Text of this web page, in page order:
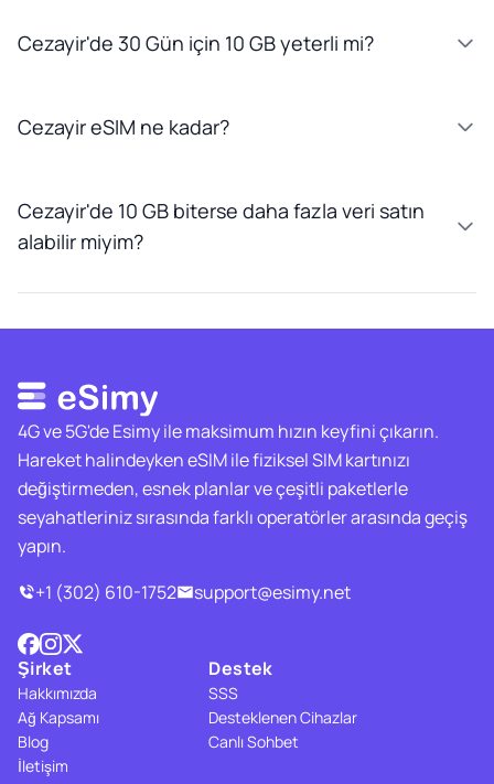
Cezayir'de 30 Gün için 10 GB yeterli mi?
Cezayir eSIM ne kadar?
Cezayir'de 10 GB biterse daha fazla veri satın
alabilir miyim?
4G ve 5G'de Esimy ile maksimum hızın keyfini çıkarın.
Hareket halindeyken eSIM ile fiziksel SIM kartınızı
değiştirmeden, esnek planlar ve çeşitli paketlerle
seyahatleriniz sırasında farklı operatörler arasında geçiş
yapın.
+1 (302) 610-1752
support@esimy.net
Şirket
Hakkımızda
Ağ Kapsamı
Blog
İletişim
Destek
SSS
Desteklenen Cihazlar
Canlı Sohbet